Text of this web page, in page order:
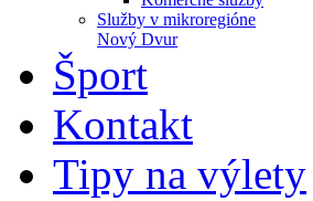
Služby v mikroregióne
Nový Dvur
Šport
Kontakt
Tipy na výlety